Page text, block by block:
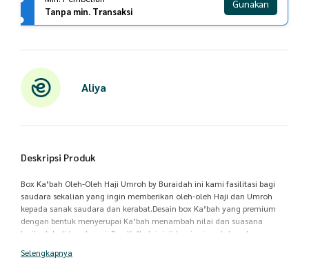
Tanpa min. Transaksi
Gunakan
Aliya
Deskripsi Produk
Box Ka’bah Oleh-Oleh Haji Umroh by Buraidah ini kami fasilitasi bagi
saudara sekalian yang ingin memberikan oleh-oleh Haji dan Umroh
kepada sanak saudara dan kerabat.Desain box Ka’bah yang premium
dengan bentuk menyerupai Ka’bah menambah nilai dan suasana
beribadah di tanah suci. Box Ka’bah ini didesain simpel dan elegan,
Allahumma Labbaik” Ukuran Sisi Box Ka’bah: masing-masing 10 cm
Selengkapnya